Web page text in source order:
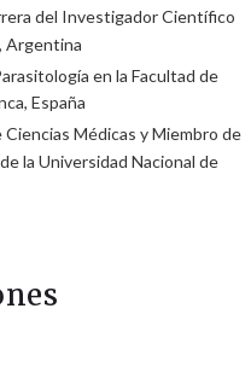
del Investigador Científico
Argentina
en la Facultad de
España
Médicas y Miembro de
la Universidad Nacional de